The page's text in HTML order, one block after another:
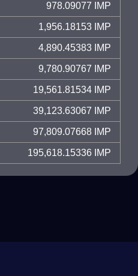
978.09077 IMP
1,956.18153 IMP
4,890.45383 IMP
9,780.90767 IMP
19,561.81534 IMP
39,123.63067 IMP
97,809.07668 IMP
195,618.15336 IMP